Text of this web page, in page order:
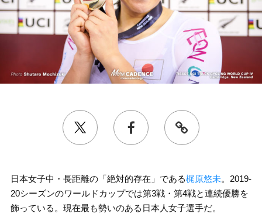
日本女子中・長距離の「絶対的存在」である梶原悠未。2019-
20シーズンのワールドカップでは第3戦・第4戦と連続優勝を
飾っている。現在最も勢いのある日本人女子選手だ。